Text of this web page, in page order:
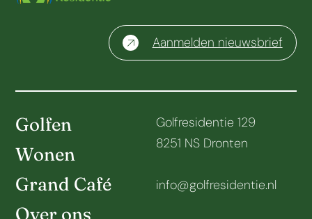
Aanmelden nieuwsbrief
Golfen
Wonen
Grand Café
Over ons
Golfresidentie 129
8251 NS Dronten
info@golfresidentie.nl